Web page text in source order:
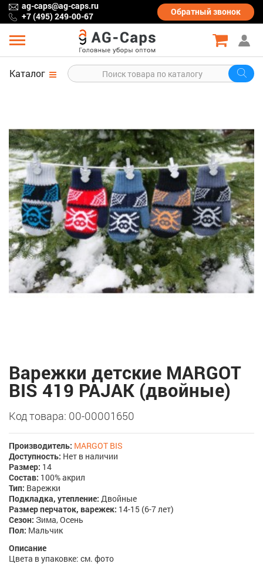
ag-caps@ag-caps.ru
+7 (495) 249-00-67
Обратныйзвонок
Каталог
Варежки детские MARGOT
BIS 419 PAJAK (двойные)
Код товара: 00-00001650
Производитель: MARGOT BIS
Доступность: Нет в наличии
Размер: 14
Состав: 100% акрил
Тип: Варежки
Подкладка, утепление: Двойные
Размер перчаток, варежек: 14-15 (6-7 лет)
Сезон: Зима, Осень
Пол: Мальчик
Описание
Цвета в упаковке: см. фото